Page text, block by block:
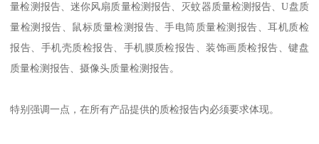
量检测报告、迷你风扇质量检测报告、灭蚊器质量检测报告、U盘质
量检测报告、鼠标质量检测报告、手电筒质量检测报告、耳机质检
报告、手机壳质检报告、手机膜质检报告、装饰画质检报告、键盘
质量检测报告、摄像头质量检测报告。
特别强调一点，在所有产品提供的质检报告内必须要求体现。